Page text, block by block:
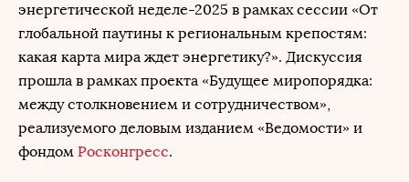
энергетической неделе-2025 в рамках сессии «От
глобальной паутины к региональным крепостям:
какая карта мира ждет энергетику?». Дискуссия
прошла в рамках проекта «Будущее миропорядка:
между столкновением и сотрудничеством»,
реализуемого деловым изданием «Ведомости» и
фондом Росконгресс.